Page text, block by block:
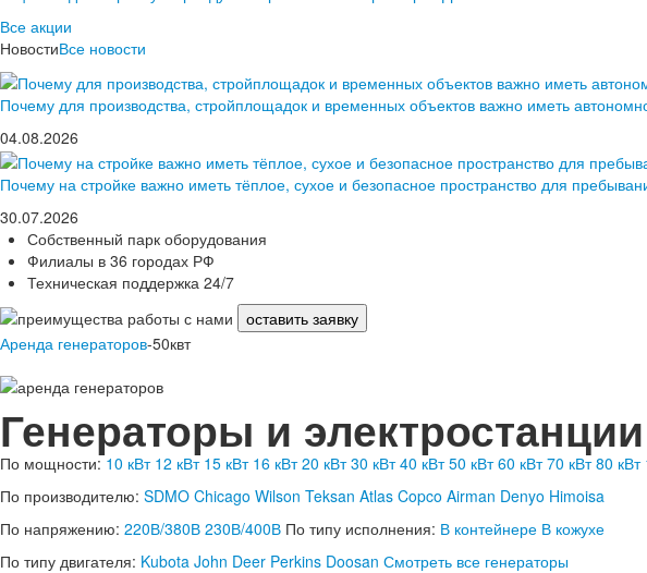
Все акции
НовостиВсе новости
Почему для производства, стройплощадок и временных объектов важно иметь
04.08.2026
Почему на стройке важно иметь тёплое, сухое и безопасное пространство для
30.07.2026
Собственный парк оборудования
Филиалы в 36 городах РФ
Техническая поддержка 24/7
оставить заявку
Аренда генераторов-50квт
Генераторы и
По мощности:10 кВт 12 кВт 15 кВт 16 кВт 20 кВт 30 кВт 40 кВт 50 кВт 60 кВт 70 кВт 80 кВт
По производителю: SDMO Chicago Wilson Teksan Atlas Copco Airman Denyo Himoisa
По напряжению: 220В/380В 230В/400В По типу исполнения: В контейнере В кожухе
По типу двигателя: Kubota John Deer Perkins Doosan Смотреть все генераторы